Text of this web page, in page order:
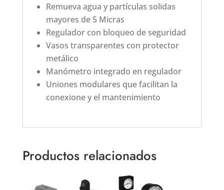
Remueva agua y partículas solidas
mayores de 5 Micras
Regulador con bloqueo de seguridad
Vasos transparentes con protector
metálico
Manómetro integrado en regulador
Uniones modulares que facilitan la
conexione y el mantenimiento
Productos relacionados